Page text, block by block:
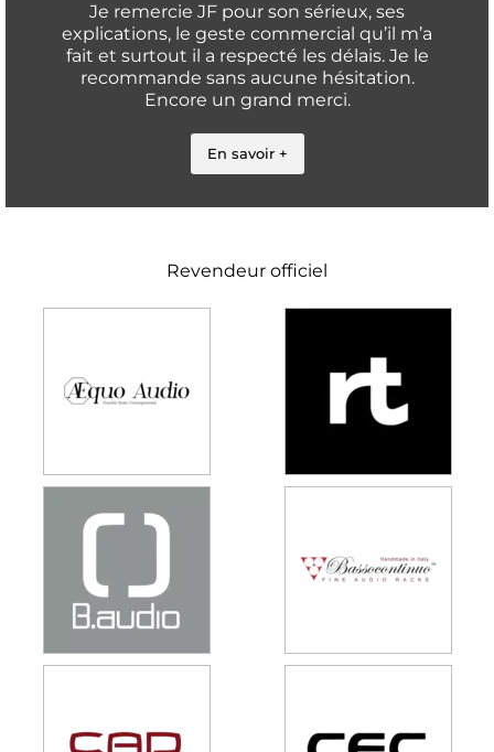
Je remercie JF pour son sérieux, ses
explications, le geste commercial qu’il m’a
fait et surtout il a respecté les délais. Je le
recommande sans aucune hésitation.
Encore un grand merci.
En savoir +
Revendeur officiel